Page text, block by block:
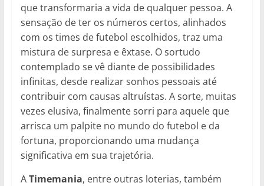
que transformaria a vida de qualquer pessoa. A
sensação de ter os números certos, alinhados
com os times de futebol escolhidos, traz uma
mistura de surpresa e êxtase. O sortudo
contemplado se vê diante de possibilidades
infinitas, desde realizar sonhos pessoais até
contribuir com causas altruístas. A sorte, muitas
vezes elusiva, finalmente sorri para aquele que
arrisca um palpite no mundo do futebol e da
fortuna, proporcionando uma mudança
significativa em sua trajetória.
ATimemania, entre outras loterias, também